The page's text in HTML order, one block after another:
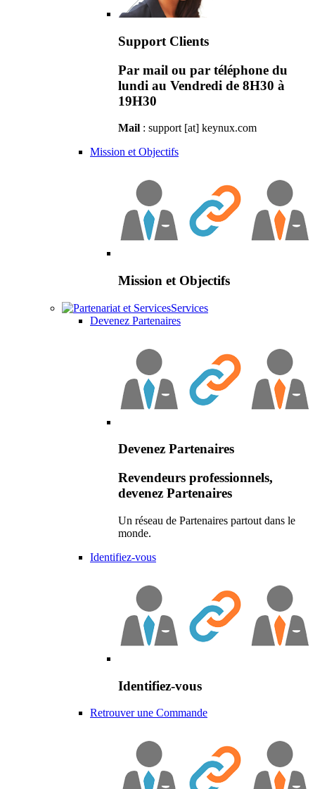
Support Clients
Par mail ou par téléphone du
lundi au Vendredi de 8H30 à
19H30
Mail : support [at] keynux.com
Mission et Objectifs
Mission et Objectifs
Services
Devenez Partenaires
Devenez Partenaires
Revendeurs professionnels,
devenez Partenaires
Un réseau de Partenaires partout dans le
monde.
Identifiez-vous
Identifiez-vous
Retrouver une Commande